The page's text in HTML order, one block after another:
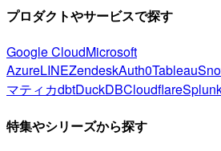
プロダクトやサービスで探す
Google CloudMicrosoft
AzureLINEZendeskAuth0Tableau
マティカdbtDuckDBCloudflare
特集やシリーズから探す